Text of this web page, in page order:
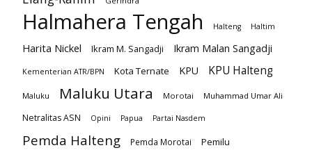
Halmahera Tengah Halteng Haltim
Harita Nickel Ikram M. Sangadji Ikram Malan Sangadji
Kementerian ATR/BPN Kota Ternate KPU KPU Halteng
Maluku Maluku Utara Morotai Muhammad Umar Ali
Netralitas ASN Opini Papua Partai Nasdem
Pemda Halteng Pemda Morotai
Pemilu